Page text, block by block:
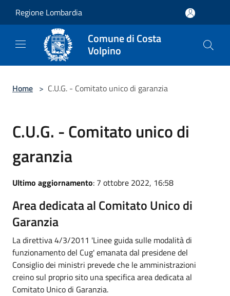
Regione Lombardia
Comune di Costa
Volpino
Home > C.U.G. - Comitato unico di garanzia
C.U.G. - Comitato unico di
garanzia
Ultimo aggiornamento: 7 ottobre 2022, 16:58
Area dedicata al Comitato Unico di
Garanzia
La direttiva 4/3/2011 'Linee guida sulle modalità di
funzionamento del Cug' emanata dal presidene del
Consiglio dei ministri prevede che le amministrazioni
creino sul proprio sito una specifica area dedicata al
Comitato Unico di Garanzia.